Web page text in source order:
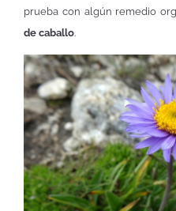
prueba con algún remedio
de caballo.